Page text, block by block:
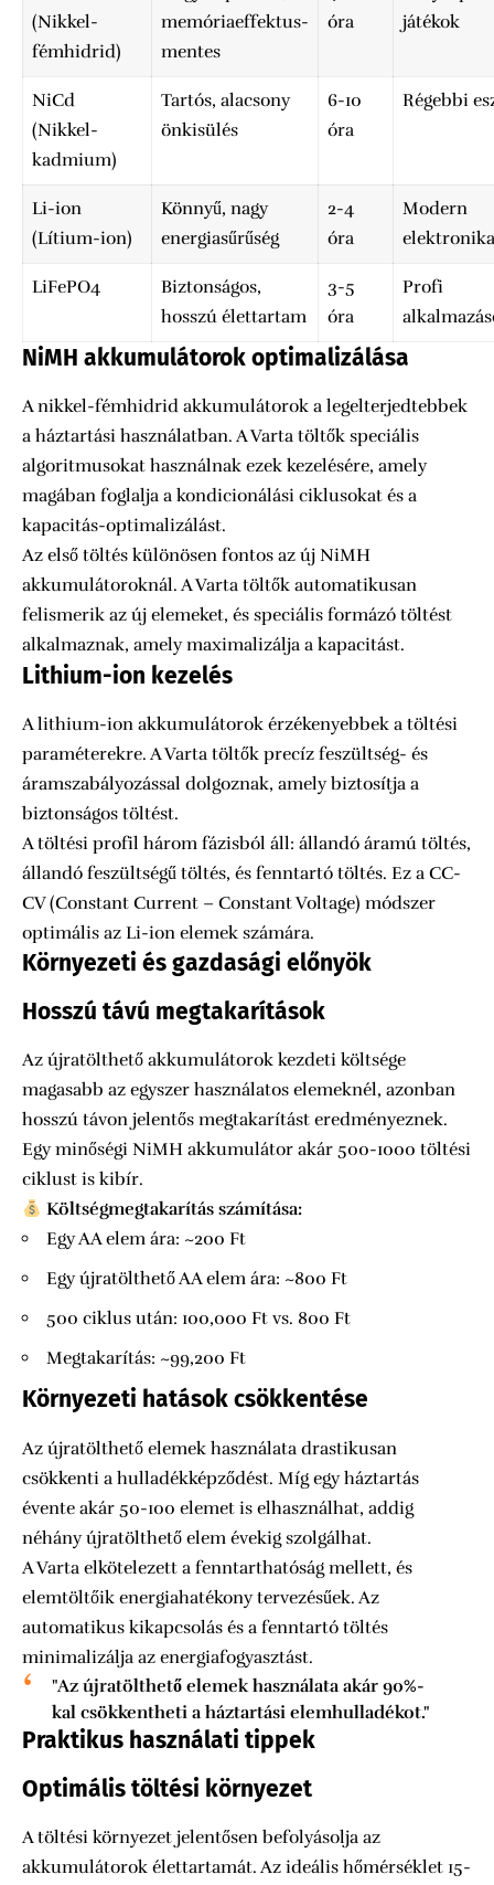
(Nikkel-
fémhidrid)
memóriaeffektus-
mentes
óra
játékok
NiCd
(Nikkel-
kadmium)
Tartós, alacsony
önkisülés
6-10
óra
Régebbi
Li-ion
(Lítium-ion)
Könnyű, nagy
energiasűrűség
2-4
óra
Modern
elektronika
LiFePO4
Biztonságos,
hosszú élettartam
3-5
óra
Profi
NiMH akkumulátorok optimalizálása
A nikkel-fémhidrid akkumulátorok a legelterjedtebbek
a háztartási használatban. A Varta töltők speciális
algoritmusokat használnak ezek kezelésére, amely
magában foglalja a kondicionálási ciklusokat és a
kapacitás-optimalizálást.
Az első töltés különösen fontos az új NiMH
akkumulátoroknál. A Varta töltők automatikusan
felismerik az új elemeket, és speciális formázó töltést
alkalmaznak, amely maximalizálja a kapacitást.
Lithium-ion kezelés
A lithium-ion akkumulátorok érzékenyebbek a töltési
paraméterekre. A Varta töltők precíz feszültség- és
áramszabályozással dolgoznak, amely biztosítja a
biztonságos töltést.
A töltési profil három fázisból áll: állandó áramú töltés,
állandó feszültségű töltés, és fenntartó töltés. Ez a CC-
CV (Constant Current – Constant Voltage) módszer
optimális az Li-ion elemek számára.
Környezeti és gazdasági előnyök
Hosszú távú megtakarítások
Az újratölthető akkumulátorok kezdeti költsége
magasabb az egyszer használatos elemeknél, azonban
hosszú távon jelentős megtakarítást eredményeznek.
Egy minőségi NiMH akkumulátor akár 500-1000 töltési
ciklust is kibír.
Költségmegtakarítás számítása:
Egy AA elem ára: ~200 Ft
Egy újratölthető AA elem ára: ~800 Ft
500 ciklus után: 100,000 Ft vs. 800 Ft
Megtakarítás: ~99,200 Ft
Környezeti hatások csökkentése
Az újratölthető elemek használata drastikusan
csökkenti a hulladékképződést. Míg egy háztartás
évente akár 50-100 elemet is elhasználhat, addig
néhány újratölthető elem évekig szolgálhat.
A Varta elkötelezett a fenntarthatóság mellett, és
elemtöltőik energiahatékony tervezésűek. Az
automatikus kikapcsolás és a fenntartó töltés
minimalizálja az energiafogyasztást.
"Az újratölthető elemek használata akár 90%-
kal csökkentheti a háztartási elemhulladékot."
Praktikus használati tippek
Optimális töltési környezet
A töltési környezet jelentősen befolyásolja az
akkumulátorok élettartamát. Az ideális hőmérséklet 15-